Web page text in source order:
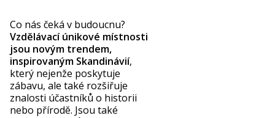
Co nás čeká v budoucnu?
Vzdělávací únikové místnosti
jsou novým trendem,
inspirovaným Skandinávií,
který nejenže poskytuje
zábavu, ale také rozšiřuje
znalosti účastníků o historii
nebo přírodě. Jsou také